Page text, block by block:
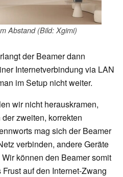
Abstand (Bild: Xgimi)
der Beamer dann
Internetverbindung via LAN
im Setup nicht weiter.
wir nicht herauskramen,
zweiten, korrekten
mag sich der Beamer
verbinden, andere Geräte
können den Beamer somit
auf den Internet-Zwang